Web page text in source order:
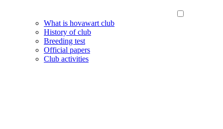
What is hovawart club
History of club
Breeding test
Official papers
Club activities